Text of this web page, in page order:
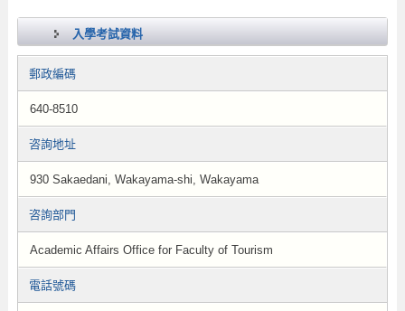
入學考試資料
郵政編碼
640-8510
咨詢地址
930 Sakaedani, Wakayama-shi, Wakayama
咨詢部門
Academic Affairs Office for Faculty of Tourism
電話號碼